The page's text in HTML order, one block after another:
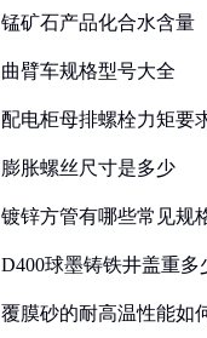
锰矿石产品化合水含量
曲臂车规格型号大全
配电柜母排螺栓力矩要
膨胀螺丝尺寸是多少
镀锌方管有哪些常见规
D400球墨铸铁井盖重多
覆膜砂的耐高温性能如